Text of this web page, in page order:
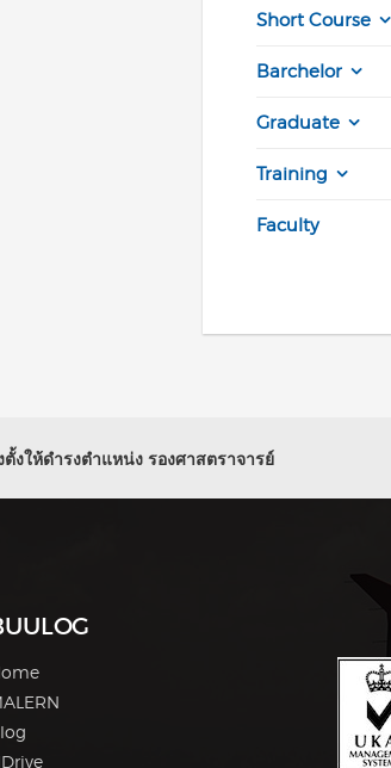
Short Course
Barchelor
Graduate
Training
Faculty
งให้ดำรงตำแหน่ง รองศาสตราจารย์